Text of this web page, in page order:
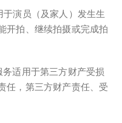
于演员（及家人）发生生
开拍、继续拍摄或完成拍
务适用于第三方财产受损
任，第三方财产责任、受